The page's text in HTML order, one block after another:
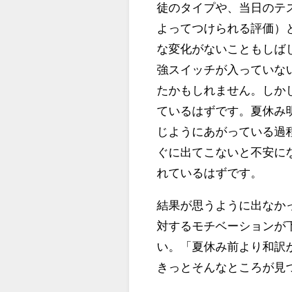
徒のタイプや、当日のテ
よってつけられる評価
な変化がないこともしば
強スイッチが入っていな
たかもしれません。しか
ているはずです。夏休み
じようにあがっている過
ぐに出てこないと不安
れているはずです。
結果が思うように出な
対するモチベーションが
い。「夏休み前より和
きっとそんなところが見